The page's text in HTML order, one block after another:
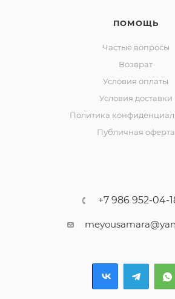
ПОМОЩЬ
Частые вопросы
Возврат
Условия оплаты
Условия доставки
Политика
Публичная оферта
+7 986 952-04-